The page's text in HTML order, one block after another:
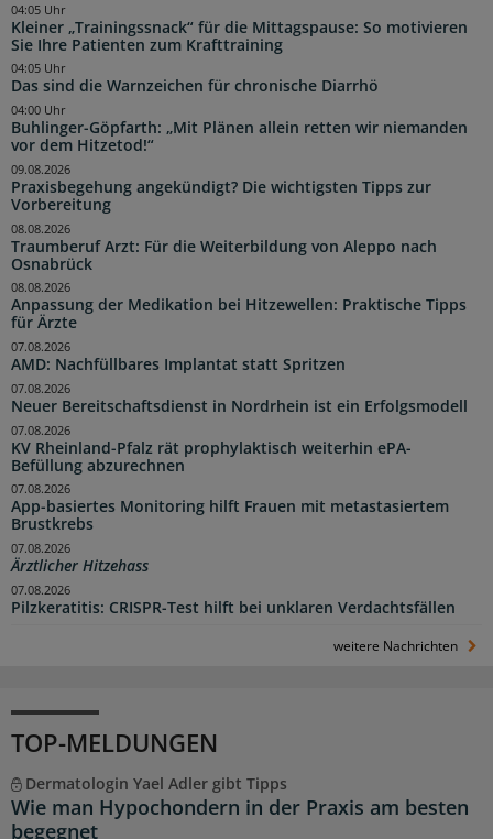
Kleiner „Trainingssnack“ für die Mittagspause: So motivieren
Sie Ihre Patienten zum Krafttraining
04:05 Uhr
Das sind die Warnzeichen für chronische Diarrhö
04:05 Uhr
Buhlinger-Göpfarth: „Mit Plänen allein retten wir niemanden
vor dem Hitzetod!“
04:00 Uhr
Praxisbegehung angekündigt? Die wichtigsten Tipps zur
Vorbereitung
09.08.2026
Traumberuf Arzt: Für die Weiterbildung von Aleppo nach
Osnabrück
08.08.2026
Anpassung der Medikation bei Hitzewellen: Praktische Tipps
für Ärzte
08.08.2026
AMD: Nachfüllbares Implantat statt Spritzen
07.08.2026
Neuer Bereitschaftsdienst in Nordrhein ist ein Erfolgsmodell
07.08.2026
KV Rheinland-Pfalz rät prophylaktisch weiterhin ePA-
Befüllung abzurechnen
07.08.2026
App-basiertes Monitoring hilft Frauen mit metastasiertem
Brustkrebs
07.08.2026
Ärztlicher Hitzehass
07.08.2026
Pilzkeratitis: CRISPR-Test hilft bei unklaren Verdachtsfällen
07.08.2026
weitere Nachrichten
TOP-MELDUNGEN
Dermatologin Yael Adler gibt Tipps
Wie man Hypochondern in der Praxis am besten
begegnet